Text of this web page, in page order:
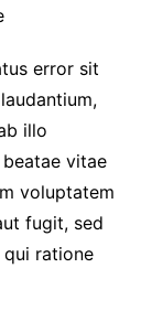
error sit
illo
vitae
voluptatem
fugit, sed
ratione